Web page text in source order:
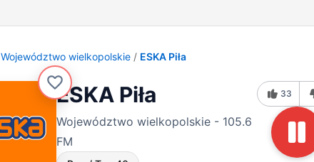
Województwo wielkopolskie ESKA Piła
ESKA Piła
Województwo wielkopolskie - 105.6
FM
33